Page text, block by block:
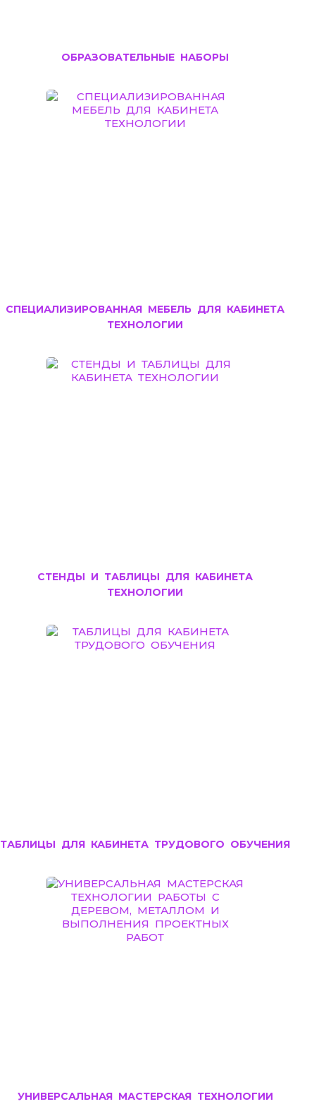
ОБРАЗОВАТЕЛЬНЫЕ НАБОРЫ
СПЕЦИАЛИЗИРОВАННАЯ МЕБЕЛЬ ДЛЯ КАБИНЕТА
ТЕХНОЛОГИИ
СТЕНДЫ И ТАБЛИЦЫ ДЛЯ КАБИНЕТА
ТЕХНОЛОГИИ
ТАБЛИЦЫ ДЛЯ КАБИНЕТА ТРУДОВОГО ОБУЧЕНИЯ
УНИВЕРСАЛЬНАЯ МАСТЕРСКАЯ ТЕХНОЛОГИИ